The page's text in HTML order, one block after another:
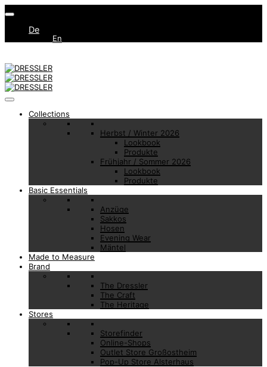
De
En
Collections
Herbst / Winter 2026
Lookbook
Produkte
Frühjahr / Sommer 2026
Lookbook
Produkte
Basic Essentials
Anzüge
Sakkos
Hosen
Evening Wear
Mäntel
Made to Measure
Brand
The Dressler
The Craft
The Heritage
Stores
Storefinder
Online-Shops
Outlet Store Großostheim
Pop-Up Store Alsterhaus